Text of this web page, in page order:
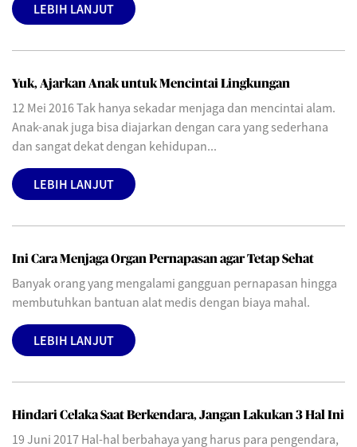
LEBIH LANJUT
Yuk, Ajarkan Anak untuk Mencintai Lingkungan
12 Mei 2016 Tak hanya sekadar menjaga dan mencintai alam.
Anak-anak juga bisa diajarkan dengan cara yang sederhana
dan sangat dekat dengan kehidupan...
LEBIH LANJUT
Ini Cara Menjaga Organ Pernapasan agar Tetap Sehat
Banyak orang yang mengalami gangguan pernapasan hingga
membutuhkan bantuan alat medis dengan biaya mahal.
LEBIH LANJUT
Hindari Celaka Saat Berkendara, Jangan Lakukan 3 Hal Ini
19 Juni 2017 Hal-hal berbahaya yang harus para pengendara,